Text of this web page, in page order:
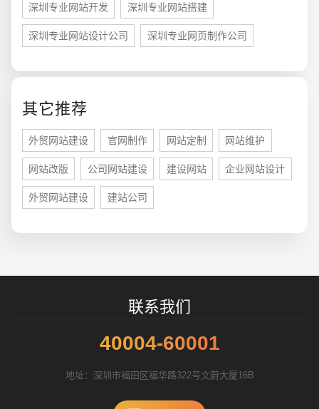
深圳专业网站开发 深圳专业网站搭建
深圳专业网站设计公司 深圳专业网页制作公司
其它推荐
外贸网站建设 官网制作 网站定制 网站维护
网站改版 公司网站建设 建设网站 企业网站设计
外贸网站建设 建站公司
联系我们
40004-60001
地址：深圳市福田区福华路322号文蔚大厦16B
招标项目